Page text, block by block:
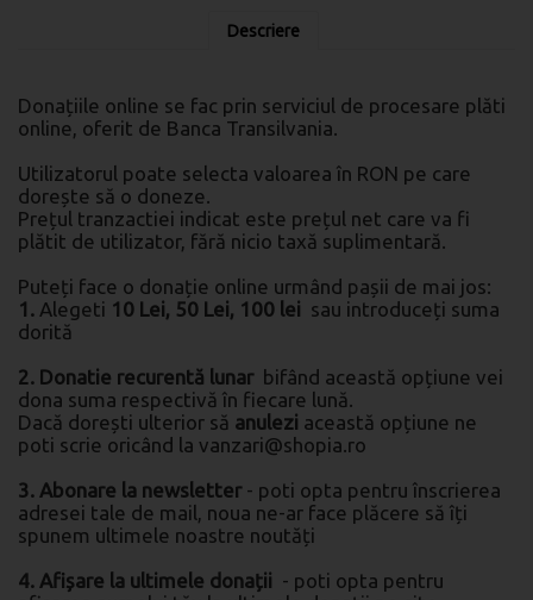
Descriere
Donațiile online se fac prin serviciul de procesare plăti
online, oferit de Banca Transilvania.
Utilizatorul poate selecta valoarea în RON pe care
dorește să o doneze.
Prețul tranzactiei indicat este prețul net care va fi
plătit de utilizator, fără nicio taxă suplimentară.
Puteți face o donație online urmând pașii de mai jos:
1. Alegeti 10 Lei, 50 Lei, 100 lei sau introduceți suma
dorită
2. Donatie recurentă lunar bifând această opțiune vei
dona suma respectivă în fiecare lună.
Dacă dorești ulterior să anulezi această opțiune ne
poti scrie oricând la vanzari@shopia.ro
3. Abonare la newsletter - poti opta pentru înscrierea
adresei tale de mail, noua ne-ar face plăcere să îți
spunem ultimele noastre noutăți
4. Afișare la ultimele donații - poti opta pentru